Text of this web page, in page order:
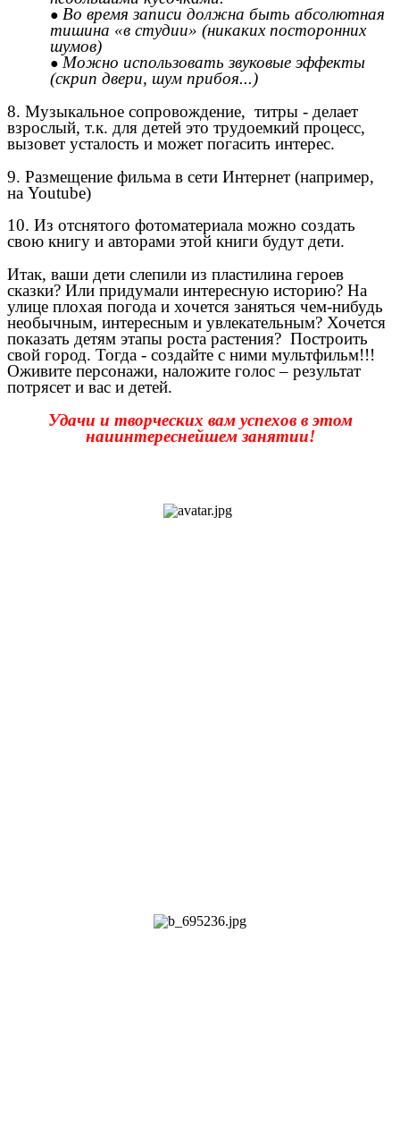
Во время записи должна быть абсолютная
тишина «в студии» (никаких посторонних
шумов)
Можно использовать звуковые эффекты
(скрип двери, шум прибоя...)
8. Музыкальное сопровождение, титры - делает
взрослый, т.к. для детей это трудоемкий процесс,
вызовет усталость и может погасить интерес.
9. Размещение фильма в сети Интернет (например,
на Youtube)
10. Из отснятого фотоматериала можно создать
свою книгу и авторами этой книги будут дети.
Итак, ваши дети слепили из пластилина героев
сказки? Или придумали интересную историю? На
улице плохая погода и хочется заняться чем-нибудь
необычным, интересным и увлекательным? Хочется
показать детям этапы роста растения? Построить
свой город. Тогда - создайте с ними мультфильм!!!
Оживите персонажи, наложите голос – результат
потрясет и вас и детей.
Удачи и творческих вам успехов в этом
наиинтереснейшем занятии!